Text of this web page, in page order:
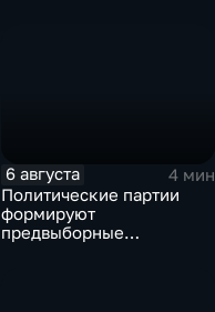
6 августа
4 мин
Политические партии
формируют
предвыборные